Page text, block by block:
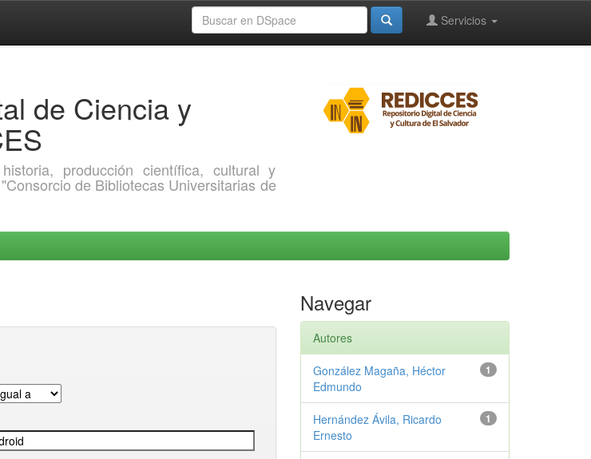
Servicios
de Ciencia y
producción científica, cultural y
de Bibliotecas Universitarias de
Navegar
Autores
1
González Magaña, Héctor
Edmundo
1
Hernández Ávila, Ricardo
Ernesto